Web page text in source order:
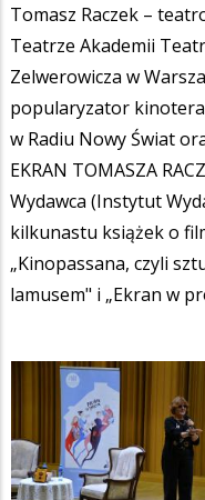
Tomasz Raczek –
Teatrze Akademii
Zelwerowicza w
popularyzator
w Radiu Nowy Świat
EKRAN TOMASZA
Wydawca (Instytut
kilkunastu książek o
„Kinopassana, czyli
lamusem" i „Ekran w